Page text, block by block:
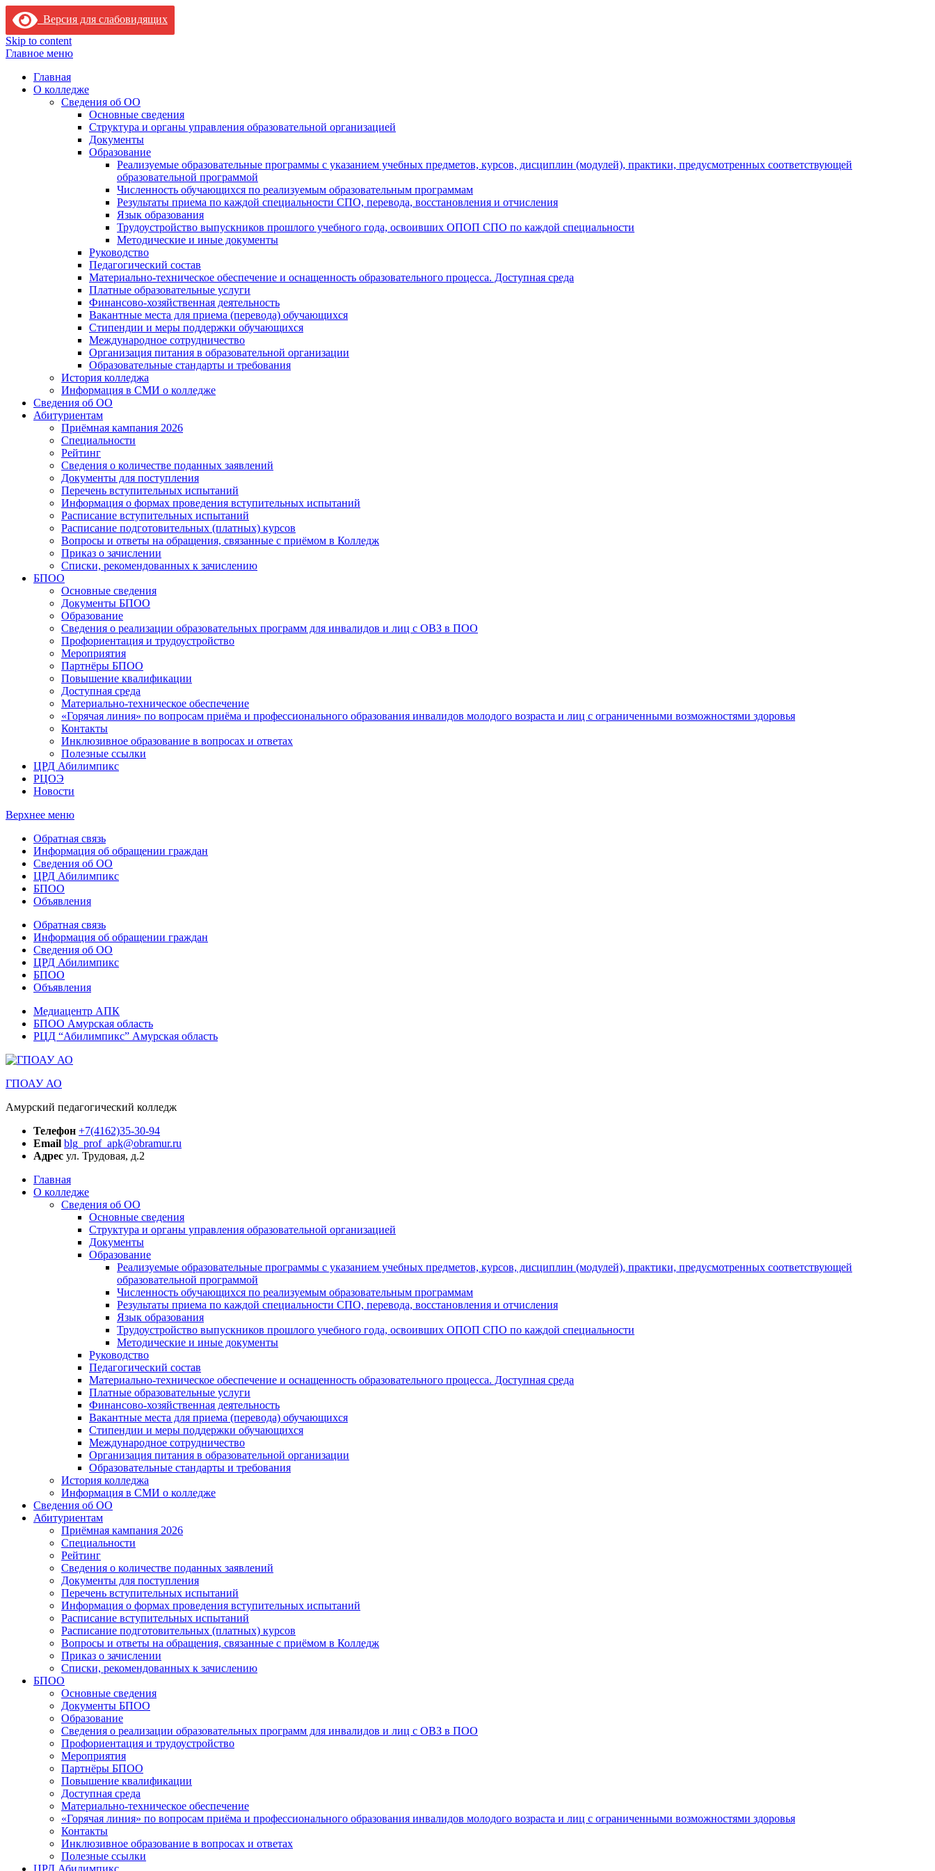
Версия для слабовидящих
Skip to content
Главное меню
Главная
О колледже
Сведения об ОО
Основные сведения
Структура и органы управления образовательной организацией
Документы
Образование
Реализуемые образовательные программы с указанием учебных предметов, курсов, дисциплин (модулей), практики, предусмотренных соответствующей
образовательной программой
Численность обучающихся по реализуемым образовательным программам
Результаты приема по каждой специальности СПО, перевода, восстановления и отчисления
Язык образования
Трудоустройство выпускников прошлого учебного года, освоивших ОПОП СПО по каждой специальности
Методические и иные документы
Руководство
Педагогический состав
Материально-техническое обеспечение и оснащенность образовательного процесса. Доступная среда
Платные образовательные услуги
Финансово-хозяйственная деятельность
Вакантные места для приема (перевода) обучающихся
Стипендии и меры поддержки обучающихся
Международное сотрудничество
Организация питания в образовательной организации
Образовательные стандарты и требования
История колледжа
Информация в СМИ о колледже
Сведения об ОО
Абитуриентам
Приёмная кампания 2026
Специальности
Рейтинг
Сведения о количестве поданных заявлений
Документы для поступления
Перечень вступительных испытаний
Информация о формах проведения вступительных испытаний
Расписание вступительных испытаний
Расписание подготовительных (платных) курсов
Вопросы и ответы на обращения, связанные с приёмом в Колледж
Приказ о зачислении
Списки, рекомендованных к зачислению
БПОО
Основные сведения
Документы БПОО
Образование
Сведения о реализации образовательных программ для инвалидов и лиц с ОВЗ в ПОО
Профориентация и трудоустройство
Мероприятия
Партнёры БПОО
Повышение квалификации
Доступная среда
Материально-техническое обеспечение
«Горячая линия» по вопросам приёма и профессионального образования инвалидов молодого возраста и лиц с ограниченными возможностями здоровья
Контакты
Инклюзивное образование в вопросах и ответах
Полезные ссылки
ЦРД Абилимпикс
РЦОЭ
Новости
Верхнее меню
Обратная связь
Информация об обращении граждан
Сведения об ОО
ЦРД Абилимпикс
БПОО
Объявления
Обратная связь
Информация об обращении граждан
Сведения об ОО
ЦРД Абилимпикс
БПОО
Объявления
Медиацентр АПК
БПОО Амурская область
РЦД “Абилимпикс” Амурская область
ГПОАУ АО
Амурский педагогический колледж
Телефон +7(4162)35-30-94
Email blg_prof_apk@obramur.ru
Адрес ул. Трудовая, д.2
Главная
О колледже
Сведения об ОО
Основные сведения
Структура и органы управления образовательной организацией
Документы
Образование
Реализуемые образовательные программы с указанием учебных предметов, курсов, дисциплин (модулей), практики, предусмотренных соответствующей
образовательной программой
Численность обучающихся по реализуемым образовательным программам
Результаты приема по каждой специальности СПО, перевода, восстановления и отчисления
Язык образования
Трудоустройство выпускников прошлого учебного года, освоивших ОПОП СПО по каждой специальности
Методические и иные документы
Руководство
Педагогический состав
Материально-техническое обеспечение и оснащенность образовательного процесса. Доступная среда
Платные образовательные услуги
Финансово-хозяйственная деятельность
Вакантные места для приема (перевода) обучающихся
Стипендии и меры поддержки обучающихся
Международное сотрудничество
Организация питания в образовательной организации
Образовательные стандарты и требования
История колледжа
Информация в СМИ о колледже
Сведения об ОО
Абитуриентам
Приёмная кампания 2026
Специальности
Рейтинг
Сведения о количестве поданных заявлений
Документы для поступления
Перечень вступительных испытаний
Информация о формах проведения вступительных испытаний
Расписание вступительных испытаний
Расписание подготовительных (платных) курсов
Вопросы и ответы на обращения, связанные с приёмом в Колледж
Приказ о зачислении
Списки, рекомендованных к зачислению
БПОО
Основные сведения
Документы БПОО
Образование
Сведения о реализации образовательных программ для инвалидов и лиц с ОВЗ в ПОО
Профориентация и трудоустройство
Мероприятия
Партнёры БПОО
Повышение квалификации
Доступная среда
Материально-техническое обеспечение
«Горячая линия» по вопросам приёма и профессионального образования инвалидов молодого возраста и лиц с ограниченными возможностями здоровья
Контакты
Инклюзивное образование в вопросах и ответах
Полезные ссылки
ЦРД Абилимпикс